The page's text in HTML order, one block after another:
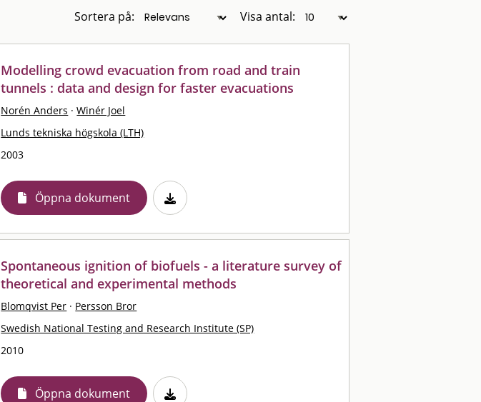
Sortera på: Visa antal:
Modelling crowd evacuation from road and train
tunnels : data and design for faster evacuations
Norén Anders · Winér Joel
Lunds tekniska högskola (LTH)
2003
Öppna dokument
Spontaneous ignition of biofuels - a literature survey of
theoretical and experimental methods
Blomqvist Per · Persson Bror
Swedish National Testing and Research Institute (SP)
2010
Öppna dokument